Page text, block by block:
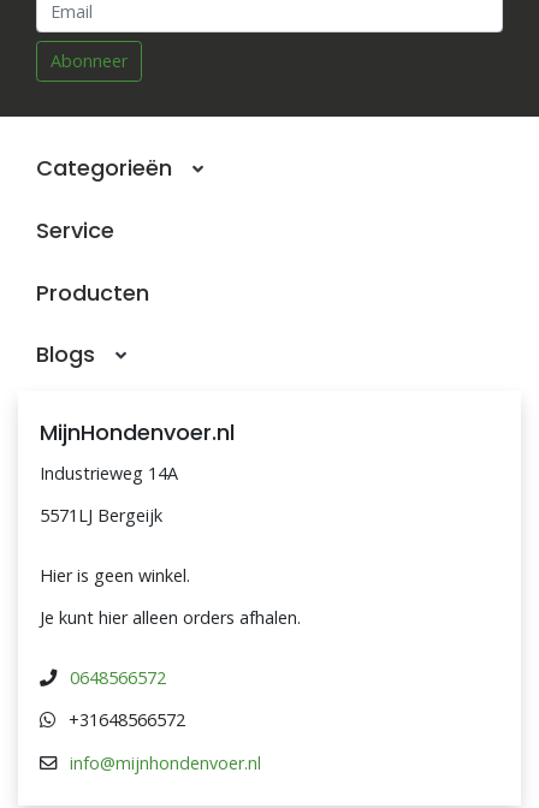
Abonneer
Categorieën
Service
Producten
Blogs
MijnHondenvoer.nl
Industrieweg 14A
5571LJ Bergeijk
Hier is geen winkel.
Je kunt hier alleen orders afhalen.
0648566572
+31648566572
info@mijnhondenvoer.nl